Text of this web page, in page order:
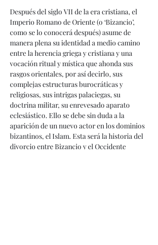
Después del siglo VII de la era cristiana, el
Imperio Romano de Oriente (o ‘Bizancio’,
como se lo conocerá después) asume de
manera plena su identidad a medio camino
entre la herencia griega y cristiana y una
vocación ritual y mística que ahonda sus
rasgos orientales, por así decirlo, sus
complejas estructuras burocráticas y
religiosas, sus intrigas palaciegas, su
doctrina militar, su enrevesado aparato
eclesiástico. Ello se debe sin duda a la
aparición de un nuevo actor en los dominios
bizantinos, el Islam. Esta será la historia del
divorcio entre Bizancio y el Occidente